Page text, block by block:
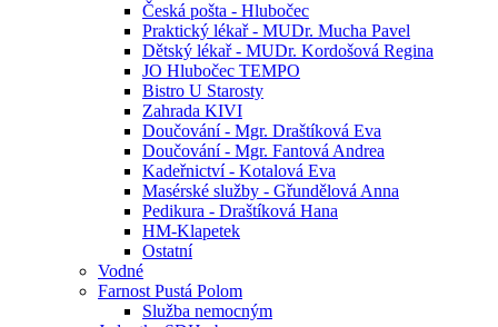
Česká pošta - Hlubočec
Praktický lékař - MUDr. Mucha Pavel
Dětský lékař - MUDr. Kordošová Regina
JO Hlubočec TEMPO
Bistro U Starosty
Zahrada KIVI
Doučování - Mgr. Draštíková Eva
Doučování - Mgr. Fantová Andrea
Kadeřnictví - Kotalová Eva
Masérské služby - Gřundělová Anna
Pedikura - Draštíková Hana
HM-Klapetek
Ostatní
Vodné
Farnost Pustá Polom
Služba nemocným